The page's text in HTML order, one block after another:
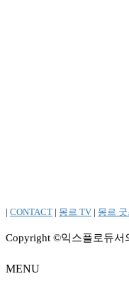
| CONTACT | 몽르 TV | 몽르
Copyright ©익스플로듀서
MENU